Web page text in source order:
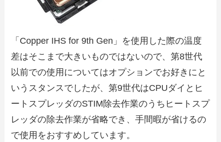
「Copper IHS for 9th Gen」を使用した際の温度
差はそこまで大きいものではないので、第8世代
以前での使用についてはオプションでお好きにと
いうスタンスでしたが、第9世代はCPUダイとヒ
ートスプレッダのSTIM除去作業のうちヒートスプ
レッダの除去作業が省略でき、手間暇が省けるの
で使用をおすすめしています。